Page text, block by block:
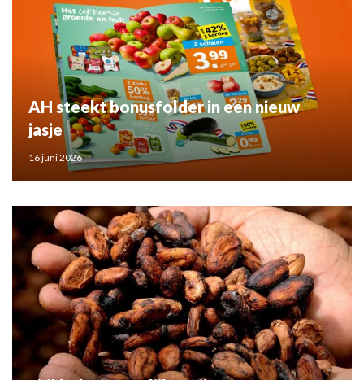
AH steekt bonusfolder in een nieuw
jasje
16 juni 2026